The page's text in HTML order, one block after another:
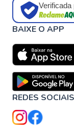
Verificada
BAIXE O APP
REDES SOCIAIS